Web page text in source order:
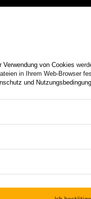
garantiert Originalware
selbst entwickeln und
und ständigen Zugriff
vom Marktführer.
Verwendung von Cookies
in Ihrem Web-Browser
und